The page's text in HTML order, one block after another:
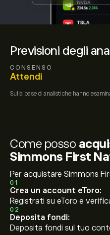
Previsioni degli
CONSENSO
Attendi
Sulla base di analisti che hanno
Come posso
Simmons First
Per acquistare Simmons
01
Crea un account eToro:
Registrati su eToro e
02
Deposita fondi:
Deposita fondi sul tuo